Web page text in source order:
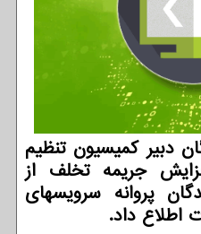
دبیر كمیسیون تنظیم
جریمه تخلف از
پروانه سرویسهای
اطلاع داد.